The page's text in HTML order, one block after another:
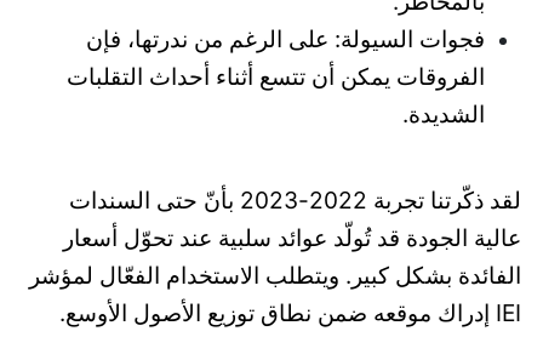
فجوات السيولة: على الرغم من ندرتها، فإن
الفروقات يمكن أن تتسع أثناء أحداث التقلبات
الشديدة.
لقد ذكّرتنا تجربة 2022-2023 بأنّ حتى السندات
عالية الجودة قد تُولّد عوائد سلبية عند تحوّل أسعار
الفائدة بشكل كبير. ويتطلب الاستخدام الفعّال لمؤشر
IEI إدراك موقعه ضمن نطاق توزيع الأصول الأوسع.